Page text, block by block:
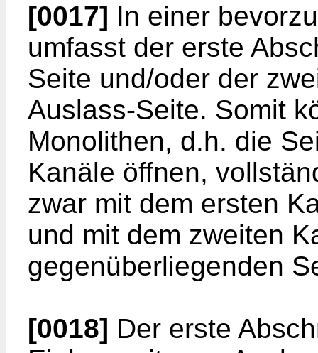
[0017] In einer
umfasst der erste
Seite und/oder der
Auslass-Seite. Somit
Monolithen, d.h. die
Kanäle öffnen,
zwar mit dem ersten
und mit dem zweiten
gegenüberliegenden
[0018] Der erste